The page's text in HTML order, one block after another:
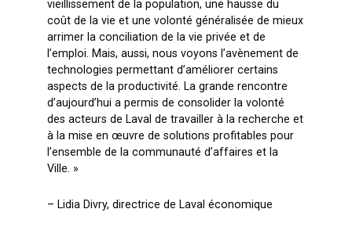
vieillissement de la population, une hausse du
coût de la vie et une volonté généralisée de mieux
arrimer la conciliation de la vie privée et de
l’emploi. Mais, aussi, nous voyons l’avènement de
technologies permettant d’améliorer certains
aspects de la productivité. La grande rencontre
d’aujourd’hui a permis de consolider la volonté
des acteurs de Laval de travailler à la recherche et
à la mise en œuvre de solutions profitables pour
l’ensemble de la communauté d’affaires et la
Ville. »
– Lidia Divry, directrice de Laval économique